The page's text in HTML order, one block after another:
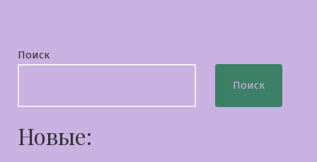
Поиск
Поиск
Новые: